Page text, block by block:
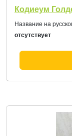
Кодиеум
Название на
отсутствует